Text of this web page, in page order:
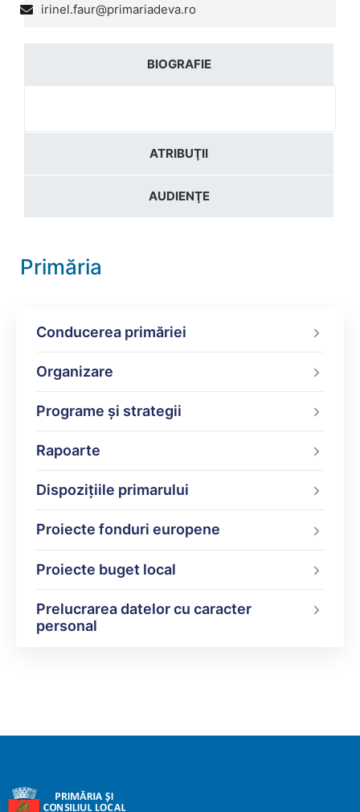
irinel.faur@primariadeva.ro
BIOGRAFIE
ATRIBUŢII
AUDIENŢE
Primăria
Conducerea primăriei
Organizare
Programe şi strategii
Rapoarte
Dispoziţiile primarului
Proiecte fonduri europene
Proiecte buget local
Prelucrarea datelor cu caracter
personal